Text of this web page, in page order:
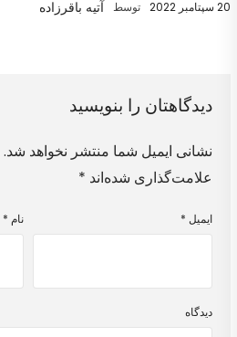
20 سپتامبر 2022 توسط آتیه باقرزاده
دیدگاهتان را بنویسید
نشانی ایمیل شما منتشر نخواهد شد.
علامت‌گذاری شده‌اند *
نام * ایمیل *
دیدگاه